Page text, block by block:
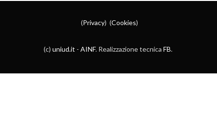
(Privacy) (Cookies)
(c) uniud.it - AINF. Realizzazione tecnica FB.